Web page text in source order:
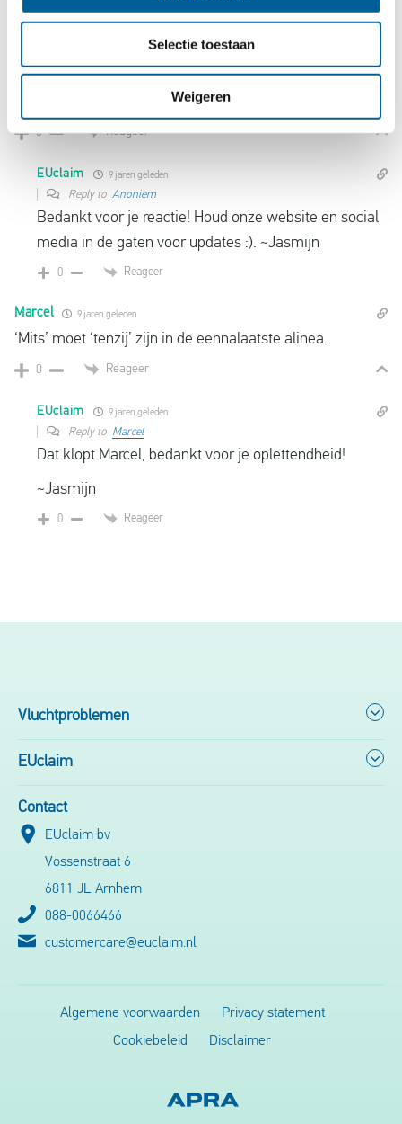
Selectie toestaan
Weigeren
Anoniem
Ik vertrek 24Mei met SN van Brussel naar Jfk. Hou ons op
de hoogte aub
0 Reageer
EUclaim 9 jaren geleden
Reply to Anoniem
Bedankt voor je reactie! Houd onze website en social
media in de gaten voor updates :). ~Jasmijn
0 Reageer
Marcel 9 jaren geleden
‘Mits’ moet ‘tenzij’ zijn in de eennalaatste alinea.
0 Reageer
EUclaim 9 jaren geleden
Reply to Marcel
Dat klopt Marcel, bedankt voor je oplettendheid!
~Jasmijn
0 Reageer
Vluchtproblemen
EUclaim
Contact
EUclaim bv
Vossenstraat 6
6811 JL Arnhem
088-0066466
customercare@euclaim.nl
Algemene voorwaarden
Privacy statement
Cookiebeleid
Disclaimer